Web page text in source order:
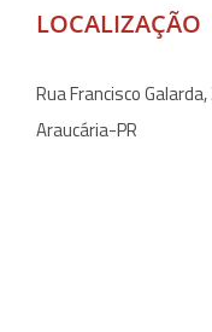
LOCALIZAÇÃO
Rua Francisco
Araucária-PR